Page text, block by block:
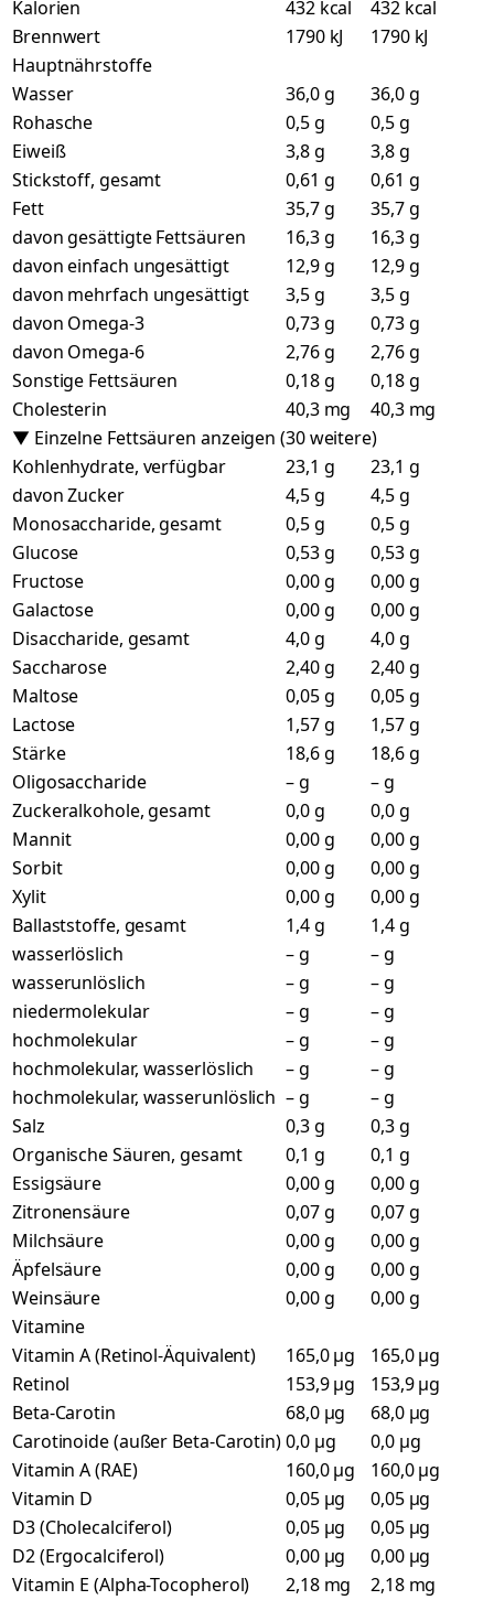
Kalorien 432 kcal
432 kcal
Brennwert
1790 kJ
1790 kJ
Hauptnährstoffe
Wasser
36,0 g
36,0 g
Rohasche
0,5 g
0,5 g
Eiweiß
3,8 g
3,8 g
Stickstoff, gesamt
0,61 g
0,61 g
Fett
35,7 g
35,7 g
davon gesättigte Fettsäuren
16,3 g
16,3 g
davon einfach ungesättigt
12,9 g
12,9 g
davon mehrfach ungesättigt
3,5 g
3,5 g
davon Omega-3
0,73 g
0,73 g
davon Omega-6
2,76 g
2,76 g
Sonstige Fettsäuren
0,18 g
0,18 g
Cholesterin
40,3 mg
40,3 mg
▼ Einzelne Fettsäuren anzeigen (30 weitere)
Kohlenhydrate, verfügbar
23,1 g
23,1 g
davon Zucker
4,5 g
4,5 g
Monosaccharide, gesamt
0,5 g
0,5 g
Glucose
0,53 g
0,53 g
Fructose
0,00 g
0,00 g
Galactose
0,00 g
0,00 g
Disaccharide, gesamt
4,0 g
4,0 g
Saccharose
2,40 g
2,40 g
Maltose
0,05 g
0,05 g
Lactose
1,57 g
1,57 g
Stärke
18,6 g
18,6 g
Oligosaccharide
– g
– g
Zuckeralkohole, gesamt
0,0 g
0,0 g
Mannit
0,00 g
0,00 g
Sorbit
0,00 g
0,00 g
Xylit
0,00 g
0,00 g
Ballaststoffe, gesamt
1,4 g
1,4 g
wasserlöslich
– g
– g
wasserunlöslich
– g
– g
niedermolekular
– g
– g
hochmolekular
– g
– g
hochmolekular, wasserlöslich
– g
– g
hochmolekular, wasserunlöslich – g
– g
Salz
0,3 g
0,3 g
Organische Säuren, gesamt
0,1 g
0,1 g
Essigsäure
0,00 g
0,00 g
Zitronensäure
0,07 g
0,07 g
Milchsäure
0,00 g
0,00 g
Äpfelsäure
0,00 g
0,00 g
Weinsäure
0,00 g
0,00 g
Vitamine
Vitamin A (Retinol-Äquivalent)
165,0 µg
165,0 µg
Retinol
153,9 µg
153,9 µg
Beta-Carotin
68,0 µg
68,0 µg
Carotinoide (außer Beta-Carotin)0,0 µg
0,0 µg
Vitamin A (RAE)
160,0 µg
160,0 µg
Vitamin D
0,05 µg
0,05 µg
D3 (Cholecalciferol)
0,05 µg
0,05 µg
D2 (Ergocalciferol)
0,00 µg
0,00 µg
Vitamin E (Alpha-Tocopherol)
2,18 mg
2,18 mg